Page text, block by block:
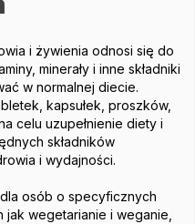
i żywienia odnosi się do
minerały i inne składniki
w normalnej diecie.
kapsułek, proszków,
celu uzupełnienie diety i
składników
i wydajności.
osób o specyficznych
wegetarianie i weganie,